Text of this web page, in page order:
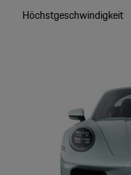
Höchstgeschwindigkeit